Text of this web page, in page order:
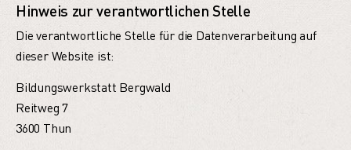
Hinweis zur verantwortlichen Stelle
Die verantwortliche Stelle für die Datenverarbeitung auf
dieser Website ist:
Bildungswerkstatt Bergwald
Reitweg 7
3600 Thun